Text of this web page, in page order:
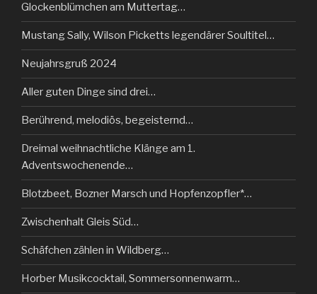
Glockenblümchen am Muttertag…
Mustang Sally, Wilson Picketts legendärer Soultitel…
Neujahrsgruß 2024
Aller guten Dinge sind drei…
Berührend, melodiös, begeisternd…
Dreimal weihnachtliche Klänge am 1.
Adventswochenende…
Blotzbeet, Bozner Marsch und Hopfenzopfler*…
Zwischenhalt Gleis Süd…
Schäfchen zählen in Wildberg…
Horber Musikcocktail, Sommersonnenwarm…